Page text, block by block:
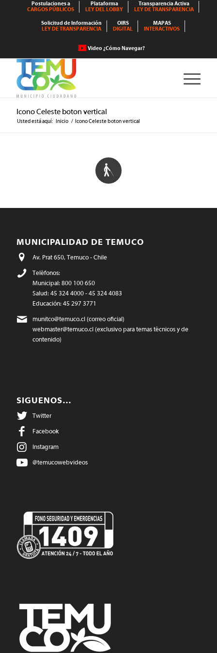
Postulaciones a
CARGOS PÚBLICOS
Plataforma
LEY DEL LOBBY
Transparencia Activa
LEY DE TRANSPARENCIA
Solicitud de Información
LEY DE TRANSPARENCIA
OIRS
DIGITAL
MAPAS
INTERACTIVOS
Video ¿Cómo Navegar?
Icono Celeste boton vertical
Usted está aquí: Inicio / Icono Celeste boton vertical
MUNICIPALIDAD DE TEMUCO
Av. Prat 650, Temuco - Chile
Teléfonos:
Municipal: 800 100 650
Salud: 45 324 4000 - 45 324 4083
Educación: 45 297 3771
munitco@temuco.cl(correo oficial)
webmaster@temuco.cl(exclusivo para temas técnicos y de
contenido)
SIGUENOS…
Twitter
Facebook
Instagram
@temucowebvideos